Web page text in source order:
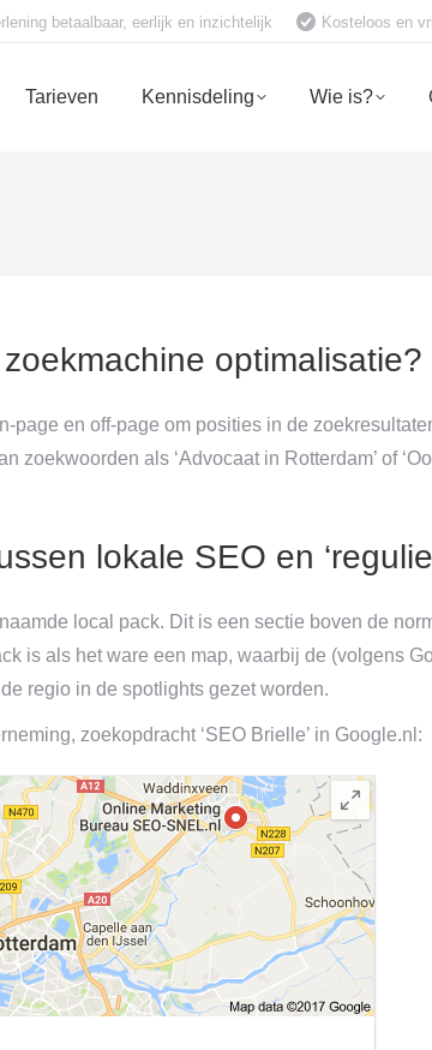
betaalbaar, eerlijk en inzichtelijk Kosteloos en
Tarieven Kennisdeling Wie is?
optimalisatie?
page en off-page om posities in de
zoekwoorden als ‘Advocaat in Rotterdam’ of
lokale SEO en
local pack. Dit is een sectie boven de
is als het ware een map, waarbij de (volgens
regio in de spotlights gezet worden.
zoekopdracht ‘SEO Brielle’ in Google.nl: